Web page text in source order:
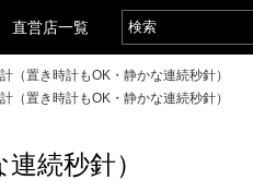
直営店一覧
（置き時計もOK・静かな連続秒針）
（置き時計もOK・静かな連続秒針）
続秒針）